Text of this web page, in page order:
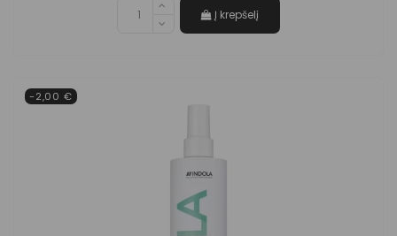
Į krepšelį
-2,00 €